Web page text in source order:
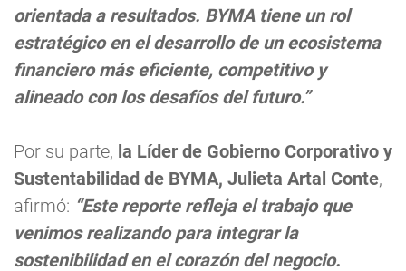
orientada a resultados. BYMA tiene un rol
estratégico en el desarrollo de un ecosistema
financiero más eficiente, competitivo y
alineado con los desafíos del futuro.”
Por su parte, la Líder de Gobierno Corporativo y
Sustentabilidad de BYMA, Julieta Artal Conte,
afirmó: “Este reporte refleja el trabajo que
venimos realizando para integrar la
sostenibilidad en el corazón del negocio.